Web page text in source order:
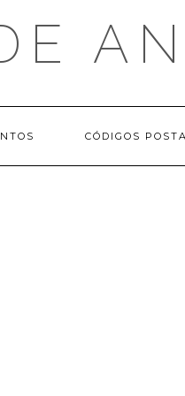
CÓDIGOS